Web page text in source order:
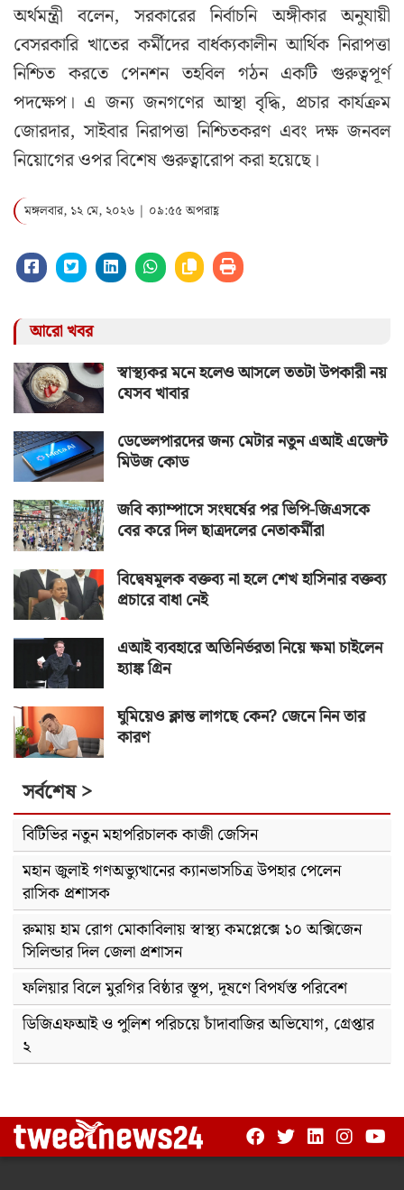
অর্থমন্ত্রী বলেন, সরকারের নির্বাচনি অঙ্গীকার অনুযায়ী
বেসরকারি খাতের কর্মীদের বার্ধক্যকালীন আর্থিক নিরাপত্তা
নিশ্চিত করতে পেনশন তহবিল গঠন একটি গুরুত্বপূর্ণ
পদক্ষেপ। এ জন্য জনগণের আস্থা বৃদ্ধি, প্রচার কার্যক্রম
জোরদার, সাইবার নিরাপত্তা নিশ্চিতকরণ এবং দক্ষ জনবল
নিয়োগের ওপর বিশেষ গুরুত্বারোপ করা হয়েছে।
মঙ্গলবার, ১২ মে, ২০২৬ | ০৯:৫৫ অপরাহ্ণ
আরো খবর
স্বাস্থ্যকর মনে হলেও আসলে ততটা উপকারী নয়
যেসব খাবার
ডেভেলপারদের জন্য মেটার নতুন এআই এজেন্ট
মিউজ কোড
জবি ক্যাম্পাসে সংঘর্ষের পর ভিপি-জিএসকে
বের করে দিল ছাত্রদলের নেতাকর্মীরা
বিদ্বেষমূলক বক্তব্য না হলে শেখ হাসিনার বক্তব্য
প্রচারে বাধা নেই
এআই ব্যবহারে অতিনির্ভরতা নিয়ে ক্ষমা চাইলেন
হ্যাঙ্ক গ্রিন
ঘুমিয়েও ক্লান্ত লাগছে কেন? জেনে নিন তার
কারণ
সর্বশেষ >
বিটিভির নতুন মহাপরিচালক কাজী জেসিন
মহান জুলাই গণঅভ্যুত্থানের ক্যানভাসচিত্র উপহার পেলেন
রাসিক প্রশাসক
রুমায় হাম রোগ মোকাবিলায় স্বাস্থ্য কমপ্লেক্সে ১০ অক্সিজেন
সিলিন্ডার দিল জেলা প্রশাসন
ফলিয়ার বিলে মুরগির বিষ্ঠার স্তূপ, দূষণে বিপর্যস্ত পরিবেশ
ডিজিএফআই ও পুলিশ পরিচয়ে চাঁদাবাজির অভিযোগ, গ্রেপ্তার
২